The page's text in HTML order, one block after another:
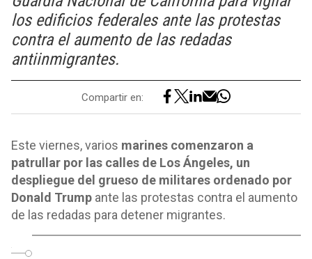
los edificios federales ante las protestas
contra el aumento de las redadas
antiinmigrantes.
Compartir en:
Este viernes, varios marines comenzaron a
patrullar por las calles de Los Ángeles, un
despliegue del grueso de militares ordenado por
Donald Trump ante las protestas contra el aumento
de las redadas para detener migrantes.